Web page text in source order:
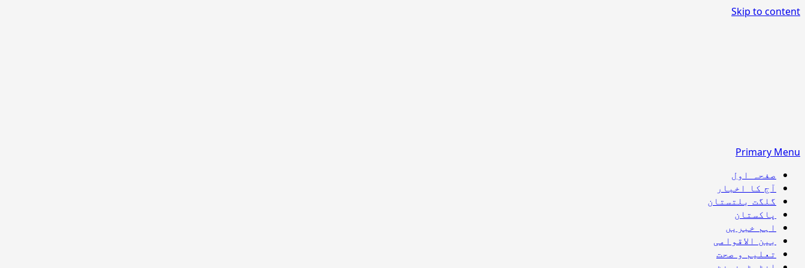
Skip to content
Primary Menu
صفحہ اول
آج کا اخبار
گلگت بلتستان
پاکستان
اہم خبریں
بین الاقوامی
تعلیم و صحت